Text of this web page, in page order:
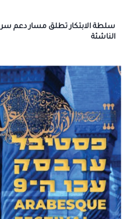
سلطة الابتكار تطلق مسار دعم
الناشئة